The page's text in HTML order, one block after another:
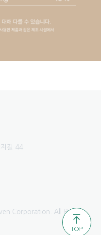
길 44
Corporation. All Rights
TOP